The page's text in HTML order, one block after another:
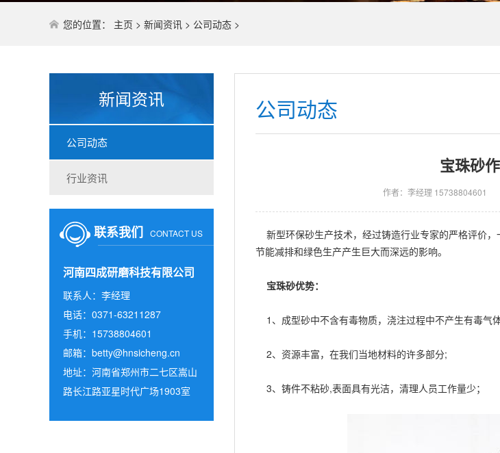
您的位置： 主页 > 新闻资讯 > 公司动态 >
新闻资讯
公司动态
行业资讯
联系我们 CONTACT US
河南四成研磨科技有限公司
联系人：李经理
电话：0371-63211287
手机：15738804601
邮箱： betty@hnsicheng.cn
地址：河南省郑州市二七区嵩山
路长江路亚星时代广场1903室
公司动态
宝珠砂
作者：李经理 15738804601
新型环保砂生产技术，经过铸造行业专家的严格评价，
节能减排和绿色生产产生巨大而深远的影响。
宝珠砂优势：
1、成型砂中不含有毒物质，浇注过程中不产生有毒气体
2、资源丰富，在我们当地材料的许多部分;
3、铸件不粘砂,表面具有光洁，清理人员工作量少；